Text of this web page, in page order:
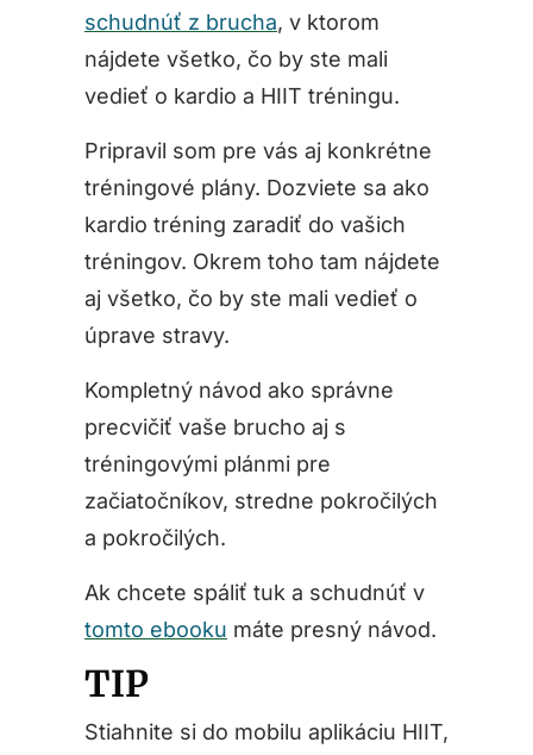
schudnúť z brucha, v ktorom
nájdete všetko, čo by ste mali
vedieť o kardio a HIIT tréningu.
Pripravil som pre vás aj konkrétne
tréningové plány. Dozviete sa ako
kardio tréning zaradiť do vašich
tréningov. Okrem toho tam nájdete
aj všetko, čo by ste mali vedieť o
úprave stravy.
Kompletný návod ako správne
precvičiť vaše brucho aj s
tréningovými plánmi pre
začiatočníkov, stredne pokročilých
a pokročilých.
Ak chcete spáliť tuk a schudnúť v
tomto ebooku máte presný návod.
TIP
Stiahnite si do mobilu aplikáciu HIIT,